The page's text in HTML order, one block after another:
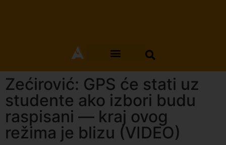
Zećirović: GPS će stati uz
studente ako izbori budu
raspisani — kraj ovog
režima je blizu (VIDEO)